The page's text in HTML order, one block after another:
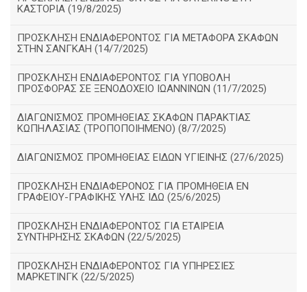
ΚΑΣΤΟΡΙΑ (19/8/2025)
ΠΡΟΣΚΛΗΣΗ ΕΝΔΙΑΦΕΡΟΝΤΟΣ ΓΙΑ ΜΕΤΑΦΟΡΑ ΣΚΑΦΩΝ
ΣΤΗΝ ΣΑΝΓΚΑΗ (14/7/2025)
ΠΡΟΣΚΛΗΣΗ ΕΝΔΙΑΦΕΡΟΝΤΟΣ ΓΙΑ ΥΠΟΒΟΛΗ
ΠΡΟΣΦΟΡΑΣ ΣΕ ΞΕΝΟΔΟΧΕΙΟ ΙΩΑΝΝΙΝΩΝ (11/7/2025)
ΔΙΑΓΩΝΙΣΜΟΣ ΠΡΟΜΗΘΕΙΑΣ ΣΚΑΦΩΝ ΠΑΡΑΚΤΙΑΣ
ΚΩΠΗΛΑΣΙΑΣ (ΤΡΟΠΟΠΟΙΗΜΕΝΟ) (8/7/2025)
ΔΙΑΓΩΝΙΣΜΟΣ ΠΡΟΜΗΘΕΙΑΣ ΕΙΔΩΝ ΥΓΙΕΙΝΗΣ (27/6/2025)
ΠΡΟΣΚΛΗΣΗ ΕΝΔΙΑΦΕΡΟΝΟΣ ΓΙΑ ΠΡΟΜΗΘΕΙΑ ΕΝ
ΓΡΑΦΕΙΟΥ-ΓΡΑΦΙΚΗΣ ΥΛΗΣ ΙΔΩ (25/6/2025)
ΠΡΟΣΚΛΗΣΗ ΕΝΔΙΑΦΕΡΟΝΤΟΣ ΓΙΑ ΕΤΑΙΡΕΙΑ
ΣΥΝΤΗΡΗΣΗΣ ΣΚΑΦΩΝ (22/5/2025)
ΠΡΟΣΚΛΗΣΗ ΕΝΔΙΑΦΕΡΟΝΤΟΣ ΓΙΑ ΥΠΗΡΕΣΙΕΣ
ΜΑΡΚΕΤΙΝΓΚ (22/5/2025)